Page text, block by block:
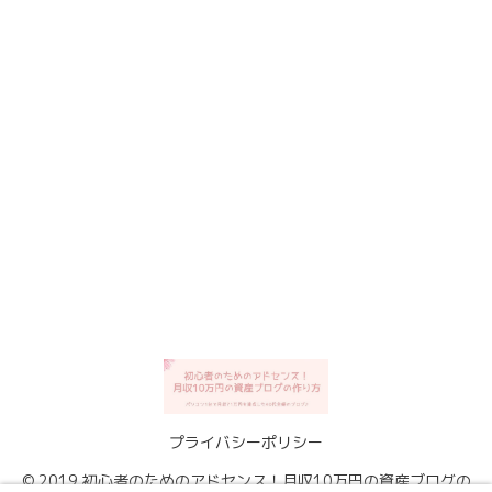
プライバシーポリシー
© 2019 初心者のためのアドセンス！月収10万円の資産ブログの